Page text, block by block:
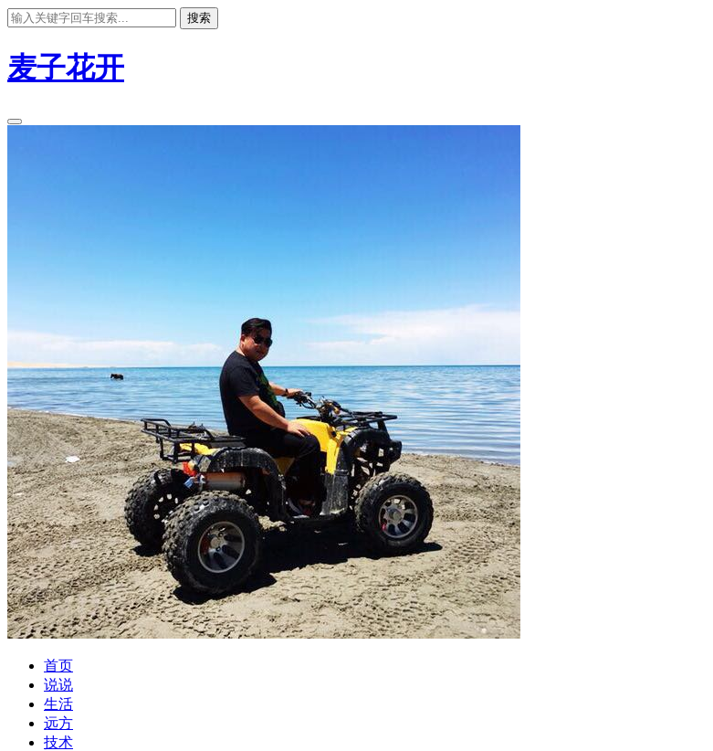
搜索
麦子花开
首页
说说
生活
远方
技术